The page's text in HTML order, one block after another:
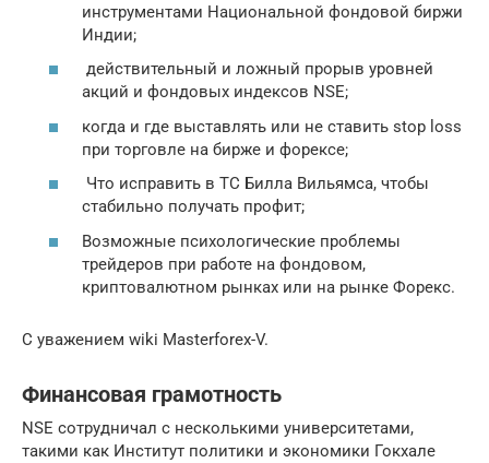
инструментами Национальной фондовой биржи
Индии;
действительный и ложный прорыв уровней
акций и фондовых индексов NSE;
когда и где выставлять или не ставить stop loss
при торговле на бирже и форексе;
Что исправить в ТС Билла Вильямса, чтобы
стабильно получать профит;
Возможные психологические проблемы
трейдеров при работе на фондовом,
криптовалютном рынках или на рынке Форекс.
С уважением wiki Masterforex-V.
Финансовая грамотность
NSE сотрудничал с несколькими университетами,
такими как Институт политики и экономики Гокхале